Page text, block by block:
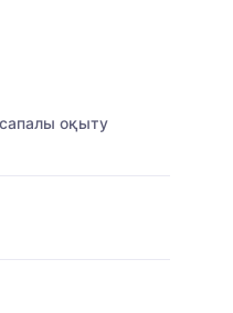
сапалы оқыту